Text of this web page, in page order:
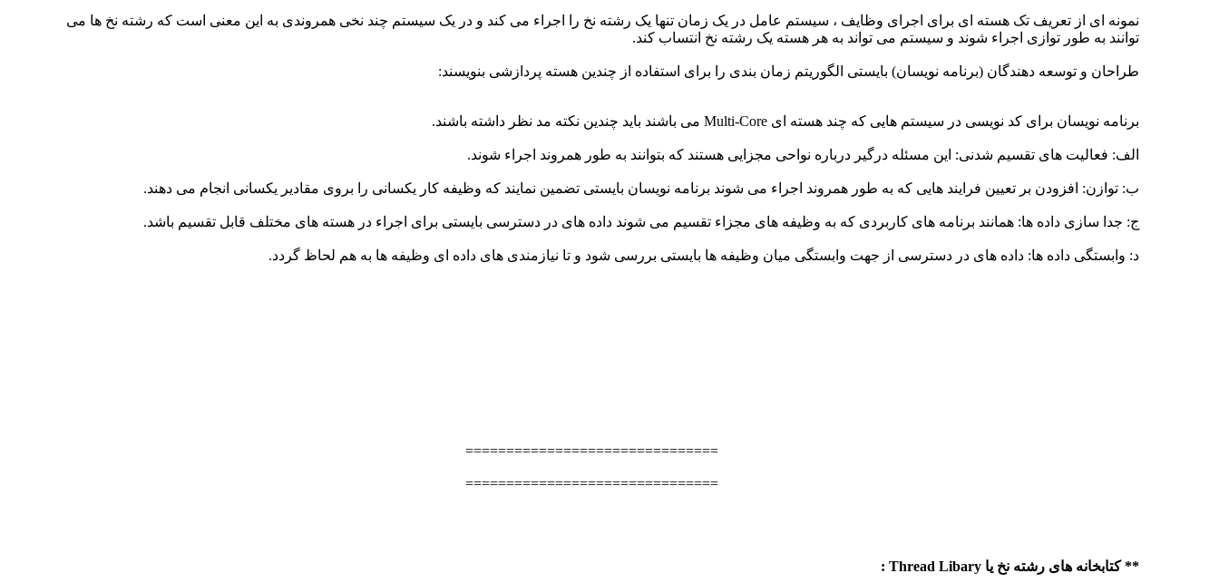
نمونه ای از تعریف تک هسته ای برای اجرای وظایف ، سیستم عامل در یک زمان تنها یک رشته نخ را اجراء می کند و در یک سیستم چند نخی همروندی به این معنی است که رشته نخ ها می
توانند به طور توازی اجراء شوند و سیستم می تواند به هر هسته یک رشته نخ انتساب کند.
طراحان و توسعه دهندگان (برنامه نویسان) بایستی الگوریتم زمان بندی را برای استفاده از چندین هسته پردازشی بنویسند:
برنامه نویسان برای کد نویسی در سیستم هایی که چند هسته ای Multi-Core می باشند باید چندین نکته مد نظر داشته باشند.
الف: فعالیت های تقسیم شدنی: این مسئله درگیر درباره نواحی مجزایی هستند که بتوانند به طور همروند اجراء شوند.
ب: توازن: افزودن بر تعیین فرایند هایی که به طور همروند اجراء می شوند برنامه نویسان بایستی تضمین نمایند که وظیفه کار یکسانی را بروی مقادیر یکسانی انجام می دهند.
ج: جدا سازی داده ها: همانند برنامه های کاربردی که به وظیفه های مجزاء تقسیم می شوند داده های در دسترسی بایستی برای اجراء در هسته های مختلف قابل تقسیم باشد.
د: وابستگی داده ها: داده های در دسترسی از جهت وابستگی میان وظیفه ها بایستی بررسی شود و تا نیازمندی های داده ای وظیفه ها به هم لحاظ گردد.
===============================
===============================
** کتابخانه های رشته نخ یا Thread Libary :